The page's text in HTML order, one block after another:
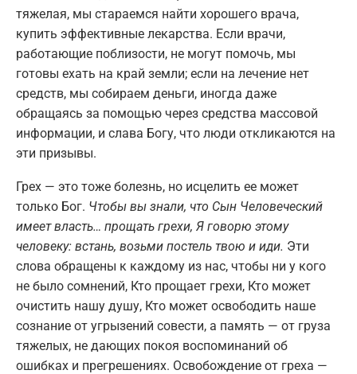
тяжелая, мы стараемся найти хорошего врача,
купить эффективные лекарства. Если врачи,
работающие поблизости, не могут помочь, мы
готовы ехать на край земли; если на лечение нет
средств, мы собираем деньги, иногда даже
обращаясь за помощью через средства массовой
информации, и слава Богу, что люди откликаются на
эти призывы.
Грех — это тоже болезнь, но исцелить ее может
только Бог. Чтобы вы знали, что Сын Человеческий
имеет власть… прощать грехи, Я говорю этому
человеку: встань, возьми постель твою и иди. Эти
слова обращены к каждому из нас, чтобы ни у кого
не было сомнений, Кто прощает грехи, Кто может
очистить нашу душу, Кто может освободить наше
сознание от угрызений совести, а память — от груза
тяжелых, не дающих покоя воспоминаний об
ошибках и прегрешениях. Освобождение от греха —